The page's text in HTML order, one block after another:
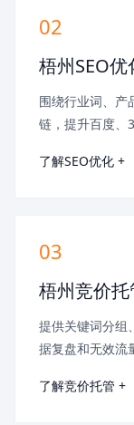
02
梧州SEO优
围绕行业词、产
链，提升百度、
了解SEO优化 +
03
梧州竞价托
提供关键词分组
据复盘和无效流
了解竞价托管 +